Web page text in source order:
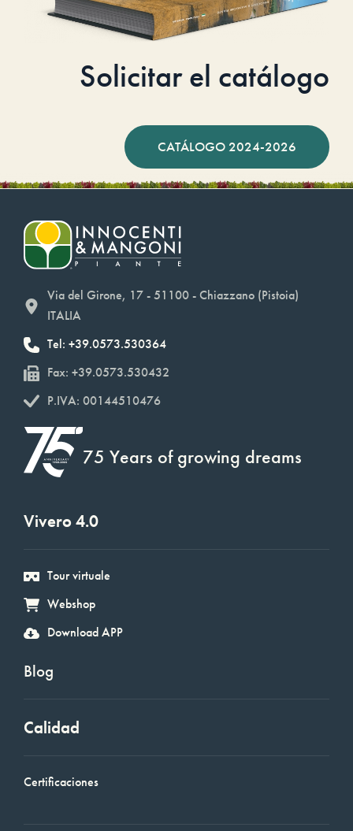
Solicitar el catálogo
CATÁLOGO 2024-2026
Via del Girone, 17 - 51100 - Chiazzano (Pistoia)
ITALIA
Tel: +39.0573.530364
Fax: +39.0573.530432
P.IVA: 00144510476
75 Years of growing dreams
Vivero 4.0
Tour virtuale
Webshop
Download APP
Blog
Calidad
Certificaciones